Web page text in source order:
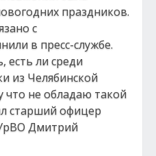
праздников.
с
в пресс-службе.
есть ли среди
из Челябинской
что не обладаю такой
старший офицер
Дмитрий